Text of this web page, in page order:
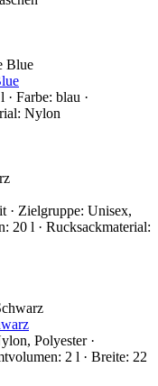
Farbe: blau ·
Nylon
· Zielgruppe: Unisex,
20 l · Rucksackmaterial:
Polyester ·
2 l · Breite: 22